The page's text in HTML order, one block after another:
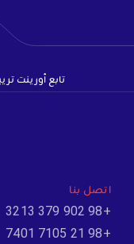
تابع أورينت
اتصل بنا
+98 902 379 3213
+98 21 7105 7401